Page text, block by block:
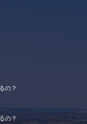
の？
の？